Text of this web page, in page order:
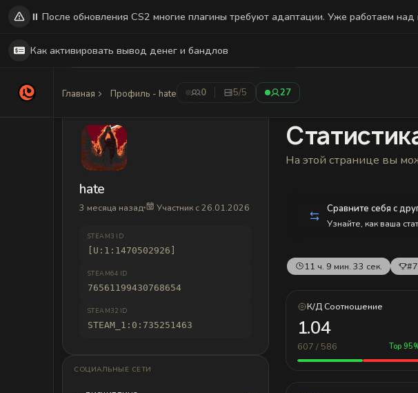
Главная Профиль - hate 0 5/5 27
hate
3 месяца назад Участник с 26.01.2026
STEAM3 ID
[U:1:1470502926]
STEAM64 ID
76561199430768654
STEAM32 ID
STEAM_1:0:735251463
СОЦИАЛЬНЫЕ СЕТИ
На этой странице вы
Сравните себя с
Узнайте, как ваша
11 ч. 9 мин. 33 сек.
К/Д Соотношение
1.04
607 / 586 Top
⏸️ После обновления CS2 многие плагины требуют адаптации. Уже работаем над
Как активировать вывод денег и бандлов